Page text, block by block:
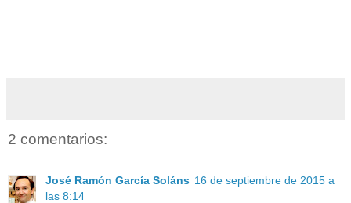
2 comentarios:
José Ramón García Soláns 16 de septiembre de 2015 a
las 8:14